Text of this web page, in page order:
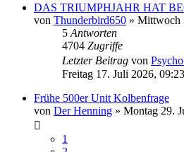
DAS TRIUMPHJAHR HAT
von Thunderbird650 » Mittwoch
5 Antworten
4704 Zugriffe
Letzter Beitrag von
Freitag 17. Juli 2026, 09:23
Frühe 500er Unit Kolbenfrage
von Der Henning » Montag 29.
1